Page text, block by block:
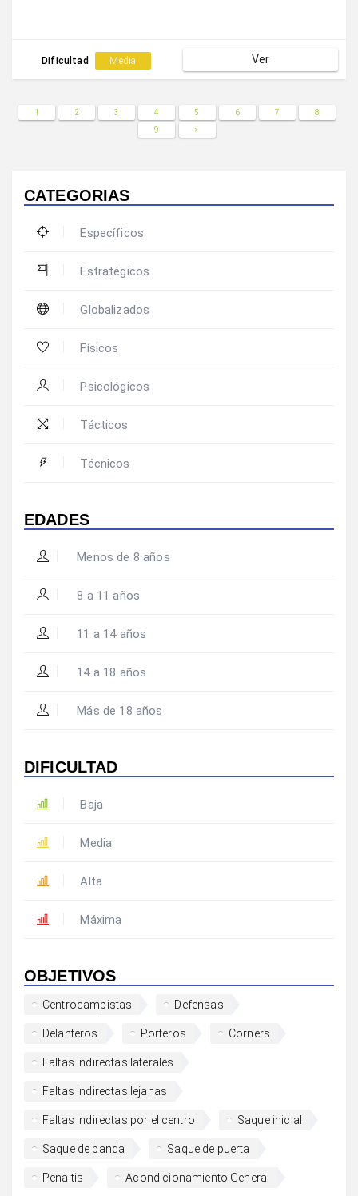
Dificultad Media Ver
1 2 3 4 5 6 7
8
9
>
CATEGORIAS
Específicos
Estratégicos
Globalizados
Físicos
Psicológicos
Tácticos
Técnicos
EDADES
Menos de 8 años
8 a 11 años
11 a 14 años
14 a 18 años
Más de 18 años
DIFICULTAD
Baja
Media
Alta
Máxima
OBJETIVOS
Centrocampistas Defensas
Delanteros Porteros Corners
Faltas indirectas laterales
Faltas indirectas lejanas
Faltas indirectas por el centro Saque inicial
Saque de banda Saque de puerta
Penaltis Acondicionamiento General